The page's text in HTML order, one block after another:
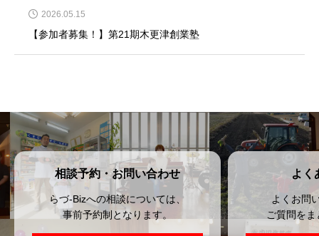
2026.05.15
【参加者募集！】第21期木更津創業塾
相談予約・お問い合わせ
らづ-Bizへの相談については、
事前予約制となります。
よく
よくお問
ご質問を